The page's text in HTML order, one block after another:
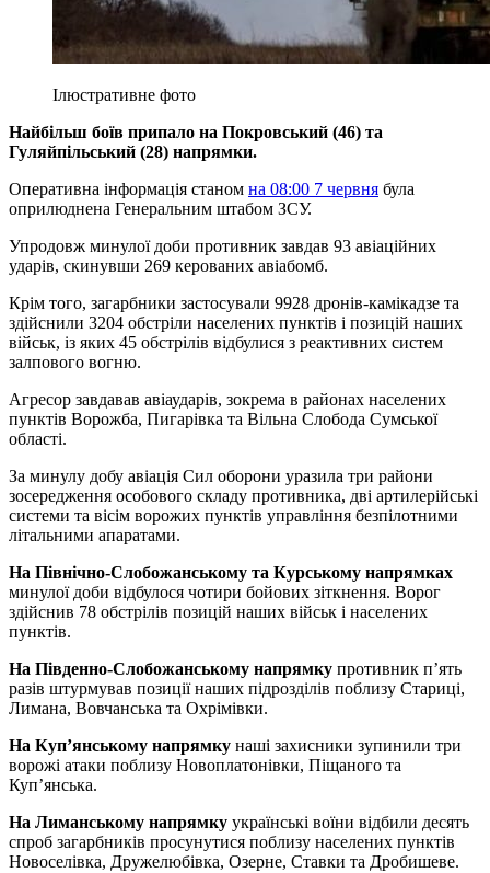
Ілюстративне фото
Найбільш боїв припало на Покровський (46) та
Гуляйпільський (28) напрямки.
Оперативна інформація станом на 08:00 7 червня була
оприлюднена Генеральним штабом ЗСУ.
Упродовж минулої доби противник завдав 93 авіаційних
ударів, скинувши 269 керованих авіабомб.
Крім того, загарбники застосували 9928 дронів-камікадзе та
здійснили 3204 обстріли населених пунктів і позицій наших
військ, із яких 45 обстрілів відбулися з реактивних систем
залпового вогню.
Агресор завдавав авіаударів, зокрема в районах населених
пунктів Ворожба, Пигарівка та Вільна Слобода Сумської
області.
За минулу добу авіація Сил оборони уразила три райони
зосередження особового складу противника, дві артилерійські
системи та вісім ворожих пунктів управління безпілотними
літальними апаратами.
На Північно-Слобожанському та Курському напрямках
минулої доби відбулося чотири бойових зіткнення. Ворог
здійснив 78 обстрілів позицій наших військ і населених
пунктів.
На Південно-Слобожанському напрямку противник п’ять
разів штурмував позиції наших підрозділів поблизу Стариці,
Лимана, Вовчанська та Охрімівки.
На Куп’янському напрямку наші захисники зупинили три
ворожі атаки поблизу Новоплатонівки, Піщаного та
Куп’янська.
На Лиманському напрямку українські воїни відбили десять
спроб загарбників просунутися поблизу населених пунктів
Новоселівка, Дружелюбівка, Озерне, Ставки та Дробишеве.